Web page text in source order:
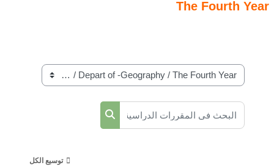
The Fourth Year
تصنيفات المقررات
البحث في المقررات الدراسية
البحث في المقررات
توسيع الكل